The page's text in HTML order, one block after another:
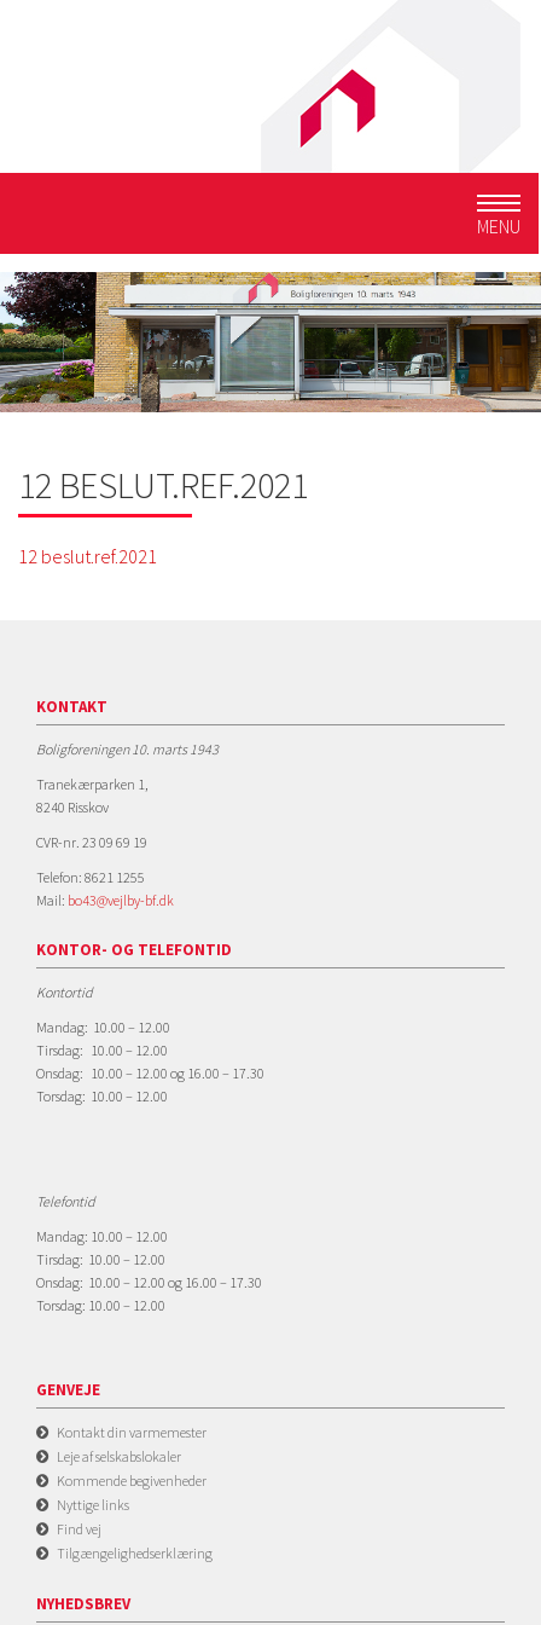
MENU
12 BESLUT.REF.2021
12 beslut.ref.2021
KONTAKT
Boligforeningen 10. marts 1943
Tranekærparken 1,
8240 Risskov
CVR-nr. 23 09 69 19
Telefon: 8621 1255
Mail: bo43@vejlby-bf.dk
KONTOR- OG TELEFONTID
Kontortid
Mandag: 10.00 – 12.00
Tirsdag: 10.00 – 12.00
Onsdag: 10.00 – 12.00 og 16.00 – 17.30
Torsdag: 10.00 – 12.00
Telefontid
Mandag: 10.00 – 12.00
Tirsdag: 10.00 – 12.00
Onsdag: 10.00 – 12.00 og 16.00 – 17.30
Torsdag: 10.00 – 12.00
GENVEJE
Kontakt din varmemester
Leje af selskabslokaler
Kommende begivenheder
Nyttige links
Find vej
Tilgængelighedserklæring
NYHEDSBREV